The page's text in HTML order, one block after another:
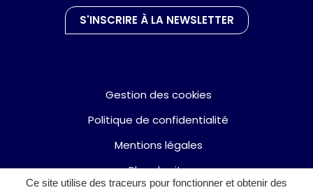
Ce site utilise des traceurs pour fonctionner et obtenir des
S'INSCRIRE À LA NEWSLETTER
Gestion des cookies
Politique de confidentialité
Mentions légales
Plan du site